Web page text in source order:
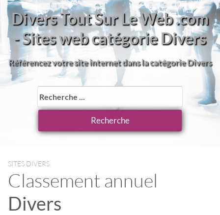
Divers Tout Sur Le Web .com
- Sites web catégorie Divers
Référencez votre site internet dans la catégorie Divers
SITES DIVERS
Classement annuel
Divers